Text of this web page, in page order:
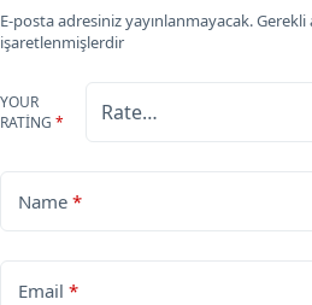
E-posta adresiniz yayınlanmayacak.Gerekli
işaretlenmişlerdir
YOUR
RATING *
Name *
Email *